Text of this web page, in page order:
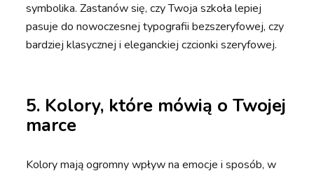
symbolika. Zastanów się, czy Twoja szkoła lepiej
pasuje do nowoczesnej typografii bezszeryfowej, czy
bardziej klasycznej i eleganckiej czcionki szeryfowej.
5. Kolory, które mówią o Twojej
marce
Kolory mają ogromny wpływ na emocje i sposób, w